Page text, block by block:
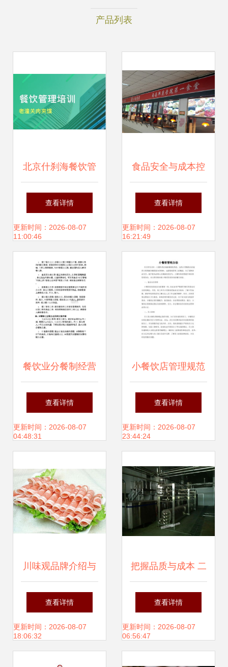
产品列表
北京什刹海餐饮管
理培训机构选择指
南 口碑与学费全解
析
查看详情
更新时间：2026-08-07
11:00:46
食品安全与成本控
制的完美结合在当
前新余单位或企业
食堂运营的痛点
中，安全与性价比
往往是核心需求。
包公司，我们首先
的解题思路是为什
么越来越多的总部
老板倾向于在本地
选择一个专业伙
伴，而将风险和责
任转移出去。对于
已经在找“吃饭那些
事儿”靠谱外包的朋
查看详情
更新时间：2026-08-07
16:21:49
餐饮业分餐制经营
服务规范下的酒店
管理制度优化路径
查看详情
更新时间：2026-08-07
04:48:31
小餐饮店管理规范
之经营管理篇
查看详情
更新时间：2026-08-07
23:44:24
川味观品牌介绍与
加盟政策详解
查看详情
更新时间：2026-08-07
18:06:32
把握品质与成本 二
手乳品厂设备的采
购智慧
查看详情
更新时间：2026-08-07
06:56:47